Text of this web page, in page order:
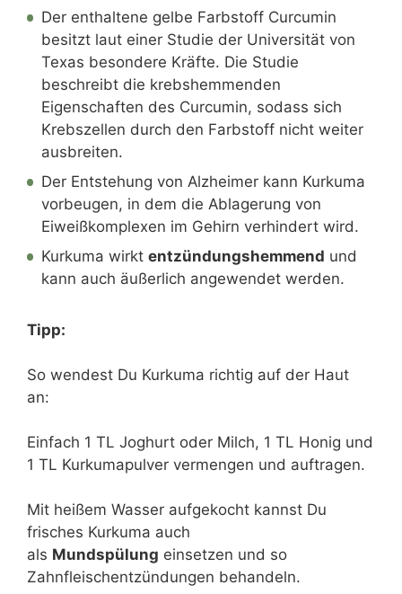
Der enthaltene gelbe Farbstoff Curcumin
besitzt laut einer Studie der Universität von
Texas besondere Kräfte. Die Studie
beschreibt die krebshemmenden
Eigenschaften des Curcumin, sodass sich
Krebszellen durch den Farbstoff nicht weiter
ausbreiten.
Der Entstehung von Alzheimer kann Kurkuma
vorbeugen, in dem die Ablagerung von
Eiweißkomplexen im Gehirn verhindert wird.
Kurkuma wirkt entzündungshemmend und
kann auch äußerlich angewendet werden.
Tipp:
So wendest Du Kurkuma richtig auf der Haut
an:
Einfach 1 TL Joghurt oder Milch, 1 TL Honig und
1 TL Kurkumapulver vermengen und auftragen.
Mit heißem Wasser aufgekocht kannst Du
frisches Kurkuma auch
als Mundspülung einsetzen und so
Zahnfleischentzündungen behandeln.